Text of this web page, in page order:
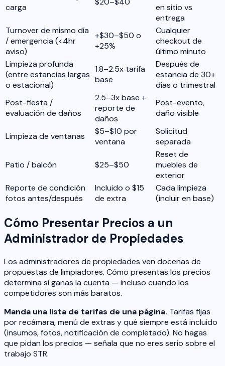
carga
en sitio vs
entrega
Turnover de mismo día
/ emergencia (<4hr
aviso)
+$30–$50 o
+25%
Cualquier
checkout de
último minuto
Limpieza profunda
(entre estancias largas
o estacional)
1.8–2.5x tarifa
base
Después de
estancia de 30+
días o trimestral
Post-fiesta /
evaluación de daños
2.5–3x base +
reporte de
daños
Post-evento,
daño visible
Limpieza de ventanas
$5–$10 por
ventana
Solicitud
separada
Patio / balcón $25–$50
Reset de
muebles de
exterior
Reporte de condición
fotos antes/después
Incluido o $15
de extra
Cada limpieza
(incluir en base)
Cómo Presentar Precios a un
Administrador de Propiedades
Los administradores de propiedades ven docenas de
propuestas de limpiadores. Cómo presentas los precios
determina si ganas la cuenta — incluso cuando los
competidores son más baratos.
Manda una lista de tarifas de una página. Tarifas fijas
por recámara, menú de extras y qué siempre está incluido
(insumos, fotos, notificación de completado). No hagas
que pidan los precios — señala que no eres serio sobre el
trabajo STR.